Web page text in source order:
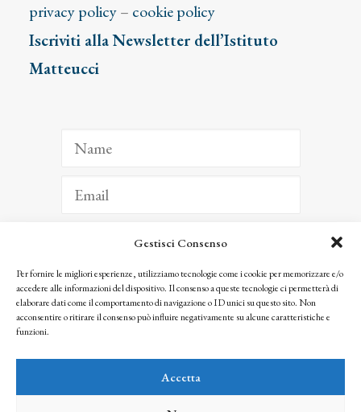
Gestisci Consenso
Per fornire le migliori esperienze, utilizziamo tecnologie come i cookie per memorizzare e/o
accedere alle informazioni del dispositivo. Il consenso a queste tecnologie ci permetterà di
elaborare dati come il comportamento di navigazione o ID unici su questo sito. Non
acconsentire o ritirare il consenso può influire negativamente su alcune caratteristiche e
funzioni.
Accetta
privacy policy– cookie policy
Iscriviti alla Newsletter dell’Istituto
Matteucci
ISCRIVITI
Facendo clic per iscriverti, riconosci che le tue informazioni saranno trattate
seguendo la nostra Privacy Policy
© 2025 Istituto Matteucci. All right reserved
l’autorizzazione scritta dei proprietari dei diritti e dell’Istituto Matteucci